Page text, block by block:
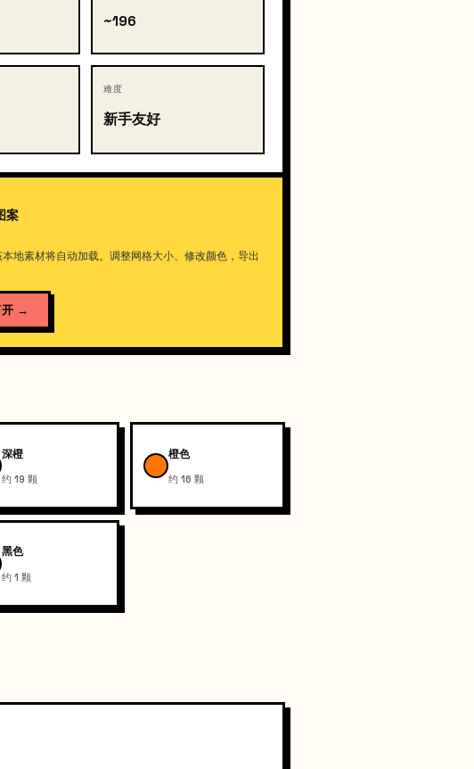
~196
难度
新手友好
案
地素材将自动加载。调整网格大小、修改颜色，导出
→
深橙
约 19 颗
橙色
约 16 颗
黑色
约 1 颗